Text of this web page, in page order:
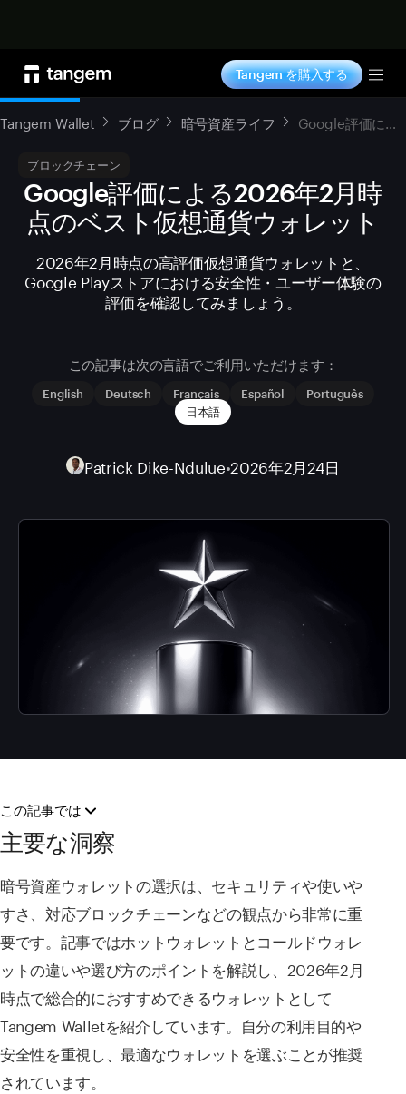
Tangem を購入する
Tangem Wallet ブログ 暗号資産ライフ Google評価による2026年2月時点のベスト仮想通貨ウォレット
ブロックチェーン
Google評価による2026年2月時
点のベスト仮想通貨ウォレット
2026年2月時点の高評価仮想通貨ウォレットと、
Google Playストアにおける安全性・ユーザー体験の
評価を確認してみましょう。
この記事は次の言語でご利用いただけます：
English Deutsch Français Español
Português
日本語
Patrick Dike-Ndulue•2026年2月24日
この記事では
主要な洞察
暗号資産ウォレットの選択は、セキュリティや使いや
すさ、対応ブロックチェーンなどの観点から非常に重
要です。記事ではホットウォレットとコールドウォレ
ットの違いや選び方のポイントを解説し、2026年2月
時点で総合的におすすめできるウォレットとして
Tangem Walletを紹介しています。自分の利用目的や
安全性を重視し、最適なウォレットを選ぶことが推奨
されています。